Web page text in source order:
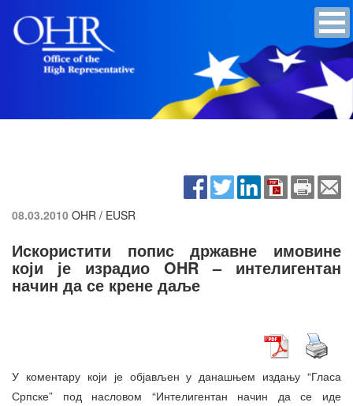
08.03.2010 OHR / EUSR
Искористити попис државне имовине
који је израдио OHR – интелигентан
начин да се крене даље
У коментару који је објављен у данашњем издању “Гласа
Српске” под насловом “Интелигентан начин да се иде